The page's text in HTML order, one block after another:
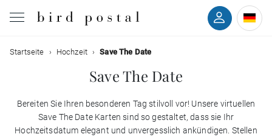
Hochzeit
Startseite Hochzeit Save The Date
Save The Date
Bereiten Sie Ihren besonderen Tag stilvoll vor! Unsere virtuellen
Save The Date Karten sind so gestaltet, dass sie Ihr
Hochzeitsdatum elegant und unvergesslich ankündigen. Stellen
Filtern
Farben